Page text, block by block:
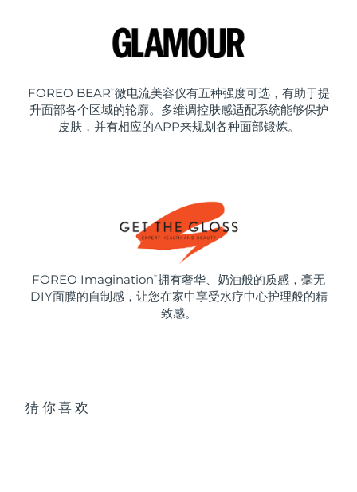
FOREO BEAR ™ 微电流美容仪有五种强度可选，有助于提
升面部各个区域的轮廓。多维调控肤感适配系统能够保护
皮肤，并有相应的APP来规划各种面部锻炼。
FOREO Imagination ™ 拥有奢华、奶油般的质感，毫无
DIY面膜的自制感，让您在家中享受水疗中心护理般的精
致感。
猜你喜欢